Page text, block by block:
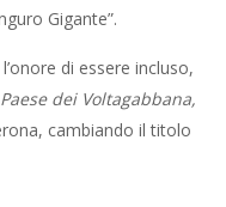
Gigante”.
di essere incluso,
dei Voltagabbana,
cambiando il titolo